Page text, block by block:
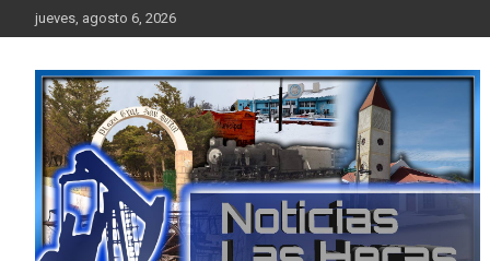
to
jueves, agosto 6, 2026